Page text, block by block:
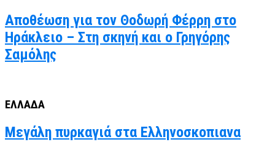
Αποθέωση για τον Θοδωρή Φέρρη στο
Ηράκλειο – Στη σκηνή και ο Γρηγόρης
Σαμόλης
ΕΛΛΑΔΑ
Μεγάλη πυρκαγιά στα Ελληνοσκοπιανα